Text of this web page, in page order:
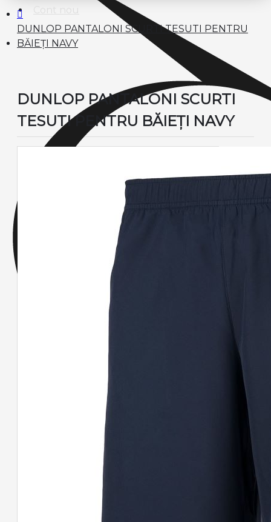
DUNLOP PANTALONI SCURTI TESUTI PENTRU
BĂIEȚI NAVY
DUNLOP PANTALONI SCURTI
TESUTI PENTRU BĂIEȚI NAVY